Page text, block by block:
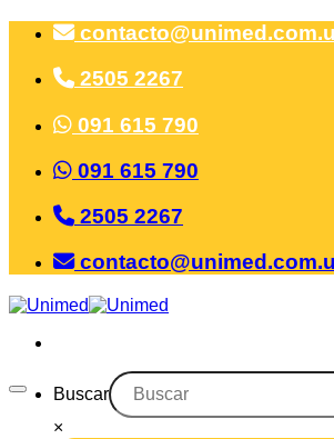
Saltar
contenido2505 2267
091 615 790
091 615 790
2505 2267
Buscar
×